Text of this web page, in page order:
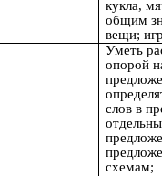
кукла,
общим
вещи;
Уметь
опорой
слов в
схемам;